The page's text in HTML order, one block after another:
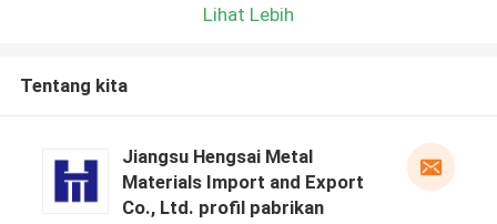
Lihat Lebih
Tentang kita
Jiangsu Hengsai Metal
Materials Import and Export
Co., Ltd. profil pabrikan